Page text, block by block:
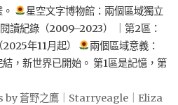
星空文字博物館：兩個區域獨立
讀紀錄（2009–2023） ｜第2區：
年11月起）
兩個區域意義：
，新世界已開始。 第1區是記憶，第
by 蒼野之鷹｜Starryeagle｜Eliza